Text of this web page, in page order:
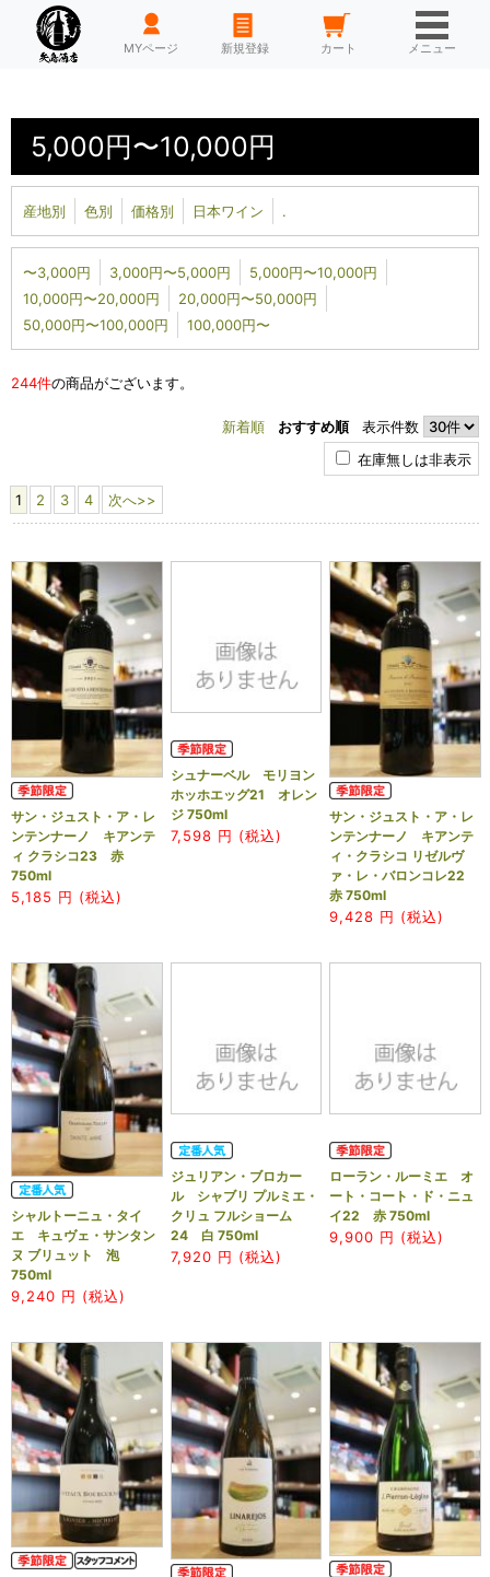
HOME MYページ 新規登録 カート メニュー
5,000円〜10,000円
産地別 色別 価格別 日本ワイン .
〜3,000円 3,000円〜5,000円
5,000円〜10,000円
10,000円〜20,000円
20,000円〜50,000円
50,000円〜100,000円
100,000円〜
244件の商品がございます。
新着順 おすすめ順表示件数
在庫無しは非表示
1 2 3 4 次へ>>
サン・ジュスト・ア・レ
ンテンナーノ キアンテ
ィ クラシコ23 赤
750ml
5,185 円 (税込)
シュナーベル モリヨン
ホッホエッグ21 オレン
ジ 750ml
7,598 円 (税込)
サン・ジュスト・ア・レ
ンテンナーノ キアンテ
ィ・クラシコ リゼルヴ
ァ・レ・バロンコレ22
赤 750ml
9,428 円 (税込)
シャルトーニュ・タイ
エ キュヴェ・サンタン
ヌ ブリュット 泡
750ml
9,240 円 (税込)
ジュリアン・ブロカー
ル シャブリ プルミエ・
クリュ フルショーム
24 白 750ml
7,920 円 (税込)
ローラン・ルーミエ オ
ート・コート・ド・ニュ
イ22 赤 750ml
9,900 円 (税込)